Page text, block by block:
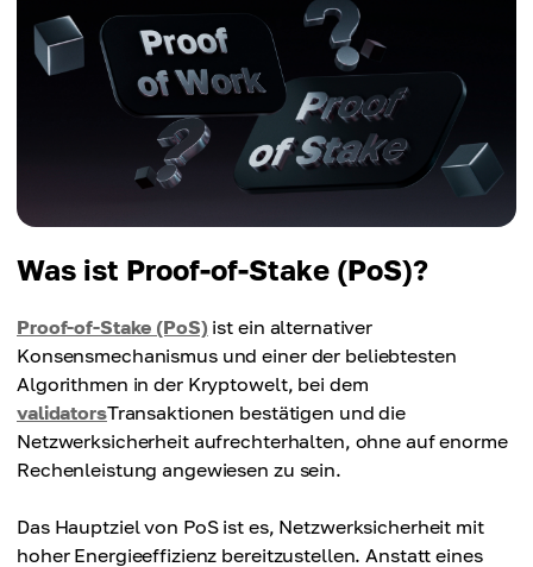
Was ist Proof-of-Stake (PoS)?
Proof-of-Stake (PoS) ist ein alternativer
Konsensmechanismus und einer der beliebtesten
Algorithmen in der Kryptowelt, bei dem
validatorsTransaktionen bestätigen und die
Netzwerksicherheit aufrechterhalten, ohne auf enorme
Rechenleistung angewiesen zu sein.
Das Hauptziel von PoS ist es, Netzwerksicherheit mit
hoher Energieeffizienz bereitzustellen. Anstatt eines